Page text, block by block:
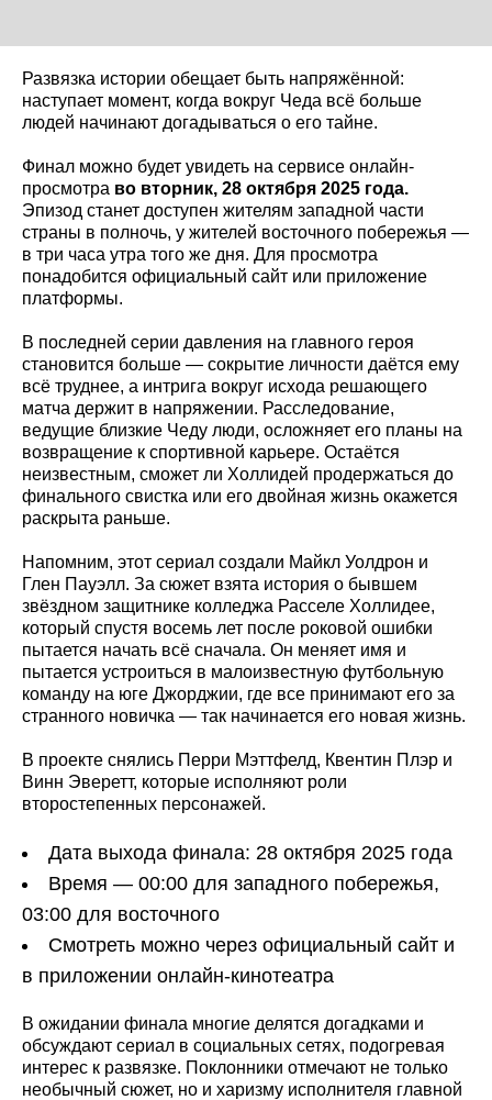
Развязка истории обещает быть напряжённой:
наступает момент, когда вокруг Чеда всё больше
людей начинают догадываться о его тайне.
Финал можно будет увидеть на сервисе онлайн-
просмотра во вторник, 28 октября 2025 года.
Эпизод станет доступен жителям западной части
страны в полночь, у жителей восточного побережья —
в три часа утра того же дня. Для просмотра
понадобится официальный сайт или приложение
платформы.
В последней серии давления на главного героя
становится больше — сокрытие личности даётся ему
всё труднее, а интрига вокруг исхода решающего
матча держит в напряжении. Расследование,
ведущие близкие Чеду люди, осложняет его планы на
возвращение к спортивной карьере. Остаётся
неизвестным, сможет ли Холлидей продержаться до
финального свистка или его двойная жизнь окажется
раскрыта раньше.
Напомним, этот сериал создали Майкл Уолдрон и
Глен Пауэлл. За сюжет взята история о бывшем
звёздном защитнике колледжа Расселе Холлидее,
который спустя восемь лет после роковой ошибки
пытается начать всё сначала. Он меняет имя и
пытается устроиться в малоизвестную футбольную
команду на юге Джорджии, где все принимают его за
странного новичка — так начинается его новая жизнь.
В проекте снялись Перри Мэттфелд, Квентин Плэр и
Винн Эверетт, которые исполняют роли
второстепенных персонажей.
Дата выхода финала: 28 октября 2025 года
Время — 00:00 для западного побережья,
03:00 для восточного
Смотреть можно через официальный сайт и
в приложении онлайн-кинотеатра
В ожидании финала многие делятся догадками и
обсуждают сериал в социальных сетях, подогревая
интерес к развязке. Поклонники отмечают не только
необычный сюжет, но и харизму исполнителя главной